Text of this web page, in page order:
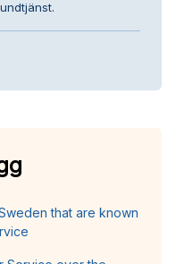
that are known